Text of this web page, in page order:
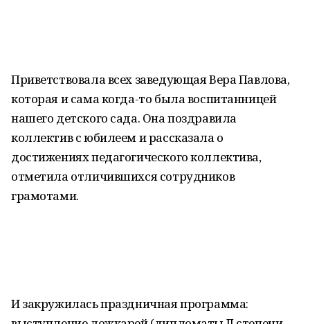
Приветствовала всех заведующая Вера Павлова,
которая и сама когда-то была воспитанницей
нашего детского сада. Она поздравила
коллектив с юбилеем и рассказала о
достижениях педагогического коллектива,
отметила отличившихся сотрудников
грамотами.
И закружилась праздничная программа: